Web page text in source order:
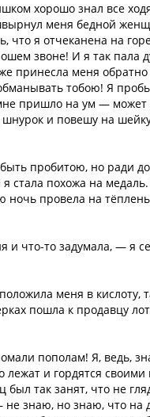
хорошо знал все
меня бедной
что я отчеканена на
звоне! И я так пала
принесла меня
тобою! Я
пришло на ум — может
и повешу на
пробитою, но ради
стала похожа на
провела на
и что-то задумала, — я
меня в кислоту,
пошла к продавцу
пополам! Я, ведь,
и гордятся
был так занят, что не
знаю, но знаю, что на